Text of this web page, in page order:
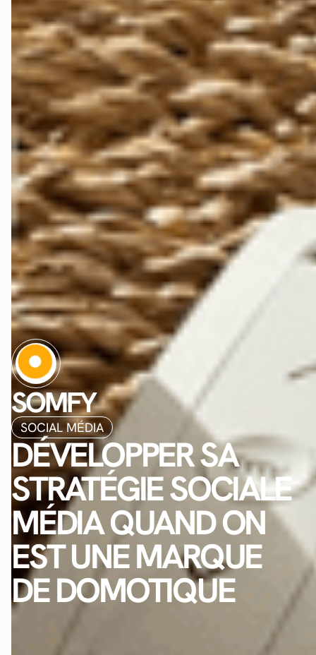
SOMFY
SOCIAL MÉDIA
DÉVELOPPER SA
STRATÉGIE SOCIALE
MÉDIA QUAND ON
EST UNE MARQUE
DE DOMOTIQUE